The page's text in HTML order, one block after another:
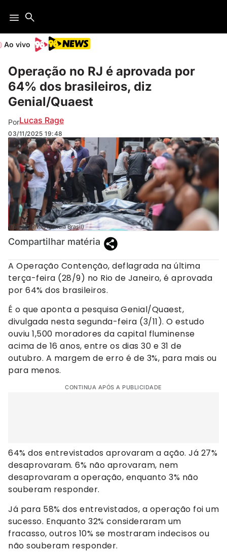
Ao vivo
Operação no RJ é aprovada por
64% dos brasileiros, diz
Genial/Quaest
PorLucas Rage
03/11/2025 19:48
(Tomaz Silva/Agência Brasil)
Compartilhar matéria
A Operação Contenção, deflagrada na última
terça-feira (28/9) no Rio de Janeiro, é aprovada
por 64% dos brasileiros.
É o que aponta a pesquisa Genial/Quaest,
divulgada nesta segunda-feira (3/11). O estudo
ouviu 1,500 moradores da capital fluminense
acima de 16 anos, entre os dias 30 e 31 de
outubro. A margem de erro é de 3%, para mais ou
para menos.
CONTINUA APÓS A PUBLICIDADE
64% dos entrevistados aprovaram a ação. Já 27%
desaprovaram. 6% não aprovaram, nem
desaprovaram a operação, enquanto 3% não
souberam responder.
Já para 58% dos entrevistados, a operação foi um
sucesso. Enquanto 32% consideraram um
fracasso, outros 10% se mostraram indecisos ou
não souberam responder.